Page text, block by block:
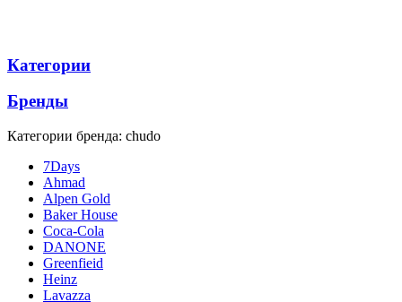
Категории
Бренды
Категории бренда: chudo
7Days
Ahmad
Alpen Gold
Baker House
Coca-Cola
DANONE
Greenfieid
Heinz
Lavazza